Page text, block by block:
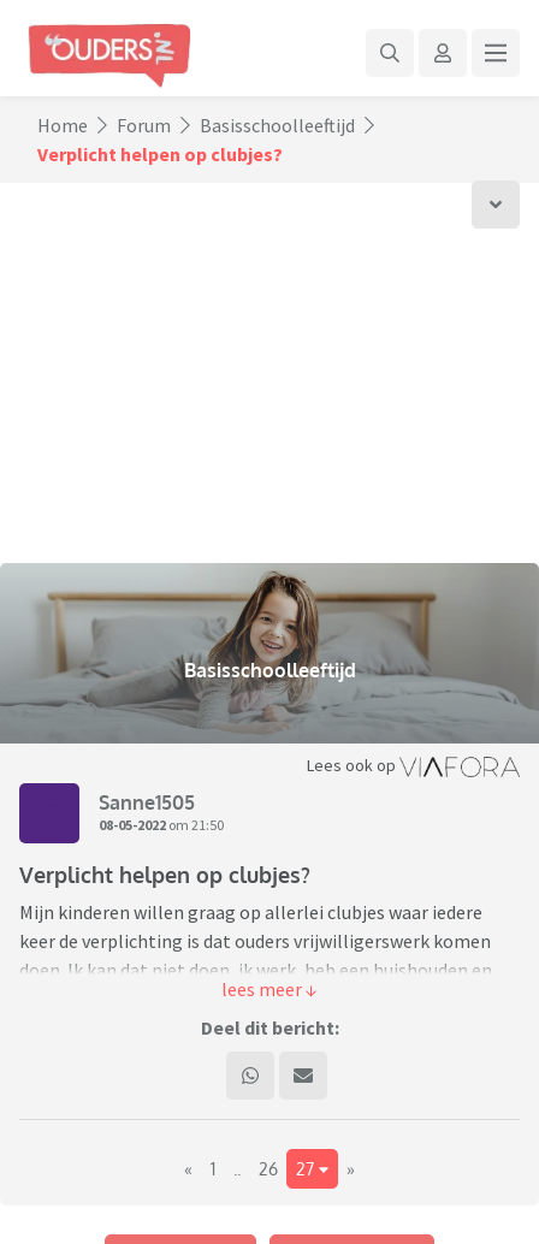
Home Forum
Basisschoolleeftijd
Verplicht helpen op clubjes?
Basisschoolleeftijd
Lees ook op
Sanne1505
08-05-2022 om 21:50
Verplicht helpen op clubjes?
Mijn kinderen willen graag op allerlei clubjes waar iedere
keer de verplichting is dat ouders vrijwilligerswerk komen
doen. Ik kan dat niet doen, ik werk, heb een huishouden en
daarnaast verwacht de school ook wat van mij als ouder
waardoor ik overprikkeld raak als dit erbij komt. Ik heb
kan worden gemaakt maar helaas houden ze voet bij stuk.
Ik wil graag weten of verenigingen/clubjes kunnen eisen dat
ouders verplicht komen helpen dan wel vrijwilligerswerk
Deel dit bericht:
« 1 26 27 »